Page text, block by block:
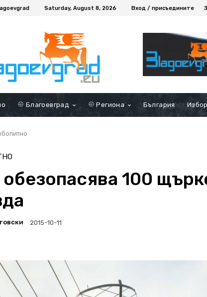
Saturday, August 8, 2026 Вход / присъедините
Благоевград Региона България
100
2015-10-11